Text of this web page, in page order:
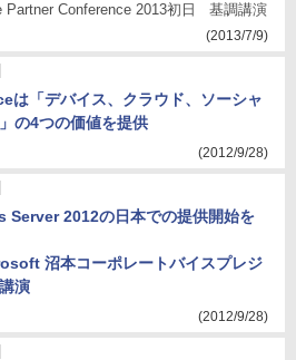
Partner Conference 2013初日 基調講演
(2013/7/9)
は「デバイス、クラウド、ソーシャ
の4つの価値を提供
(2012/9/28)
Server 2012の日本での提供開始を
沼本コーポレートバイスプレジ
演
(2012/9/28)